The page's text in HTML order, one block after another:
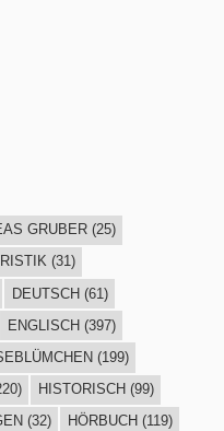
GRUBER(25)
(31)
DEUTSCH(61)
ENGLISCH (397)
(199)
HISTORISCH (99)
(32) HÖRBUCH (119)